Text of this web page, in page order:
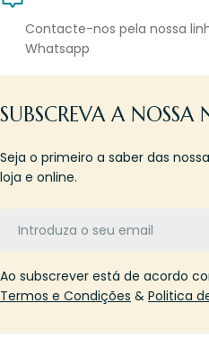
Contacte-nos pela nossa
Whatsapp
SUBSCREVA A NOSSA
Seja o primeiro a saber das
loja e online.
Ao subscrever está de acordo
Termos e Condições & Politica